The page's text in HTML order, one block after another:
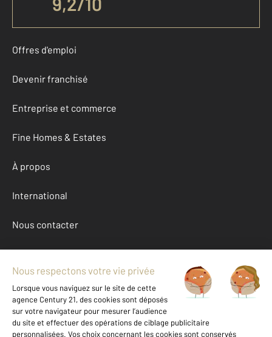
Offres d'emploi
Devenir franchisé
Entreprise et commerce
Fine Homes & Estates
À propos
International
Nous contacter
Mentions légales & CGU et Barèmes d'honoraires
Données personnelles
Gestionnaire des cookies